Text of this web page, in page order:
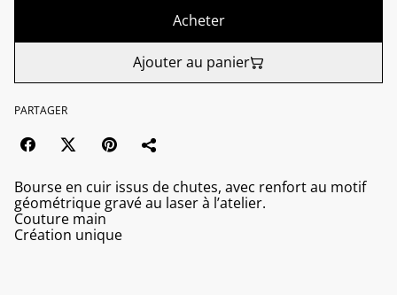
Acheter
Ajouter au panier
PARTAGER
Bourse en cuir issus de chutes, avec renfort au motif
géométrique gravé au laser à l’atelier.
Couture main
Création unique